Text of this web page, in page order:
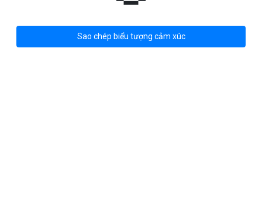
Sao chép biểu tượng cảm xúc